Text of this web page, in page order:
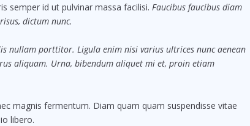
semper id ut pulvinar massa facilisi. Faucibus faucibus diam
dictum nunc.
nullam porttitor. Ligula enim nisi varius ultrices nunc aenean
aliquam. Urna, bibendum aliquet mi et, proin etiam
magnis fermentum. Diam quam quam suspendisse vitae
libero.